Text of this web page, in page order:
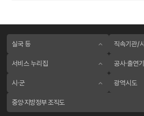
실국 등 직속기관/
서비스 누리집 공사·출연
시·군 광역시도
중앙·지방정부 조직도